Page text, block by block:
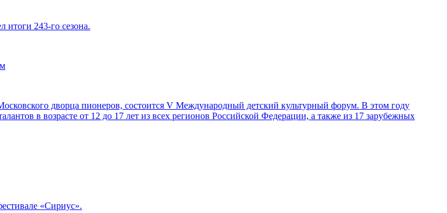
итоги 243-го сезона.
дворца пионеров, состоится V Международный детский культурный форум. В этом году
в возрасте от 12 до 17 лет из всех регионов Российской Федерации, а также из 17 зарубежных
«Сириус».